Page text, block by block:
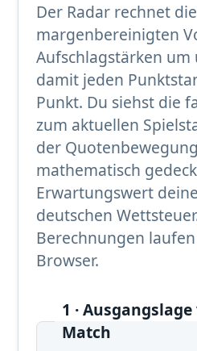
Der Radar rechnet die
margenbereinigten
Aufschlagstärken
damit jeden
Punkt. Du siehst die
zum aktuellen
der
mathematisch
Erwartungswert
deutschen
Berechnungen
Browser.
1 ·
Match